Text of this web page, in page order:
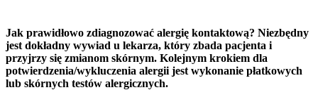
Jak prawidłowo zdiagnozować alergię kontaktową? Niezbędny
jest dokładny wywiad u lekarza, który zbada pacjenta i
przyjrzy się zmianom skórnym. Kolejnym krokiem dla
potwierdzenia/wykluczenia alergii jest wykonanie płatkowych
lub skórnych testów alergicznych.